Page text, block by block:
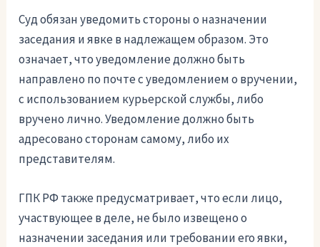
Суд обязан уведомить стороны о назначении
заседания и явке в надлежащем образом. Это
означает, что уведомление должно быть
направлено по почте с уведомлением о вручении,
с использованием курьерской службы, либо
вручено лично. Уведомление должно быть
адресовано сторонам самому, либо их
представителям.
ГПК РФ также предусматривает, что если лицо,
участвующее в деле, не было извещено о
назначении заседания или требовании его явки,